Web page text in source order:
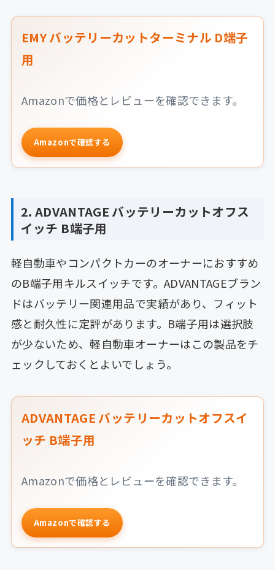
EMY バッテリーカットターミナル D端子
用
Amazonで価格とレビューを確認できます。
Amazonで確認する
2. ADVANTAGE バッテリーカットオフス
イッチ B端子用
軽自動車やコンパクトカーのオーナーにおすすめ
のB端子用キルスイッチです。ADVANTAGEブラン
ドはバッテリー関連用品で実績があり、フィット
感と耐久性に定評があります。B端子用は選択肢
が少ないため、軽自動車オーナーはこの製品をチ
ェックしておくとよいでしょう。
ADVANTAGE バッテリーカットオフスイ
ッチ B端子用
Amazonで価格とレビューを確認できます。
Amazonで確認する